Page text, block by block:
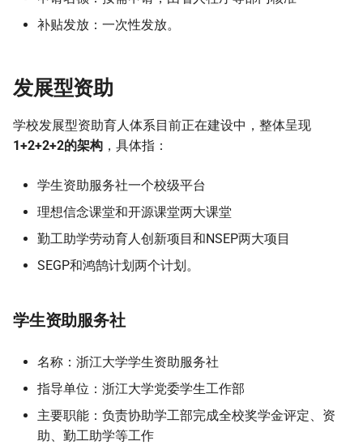
补贴发放：一次性发放。
发展型资助
学校发展型资助育人体系目前正在建设中，整体呈现
1+2+2+2的架构 ，具体指：
学生资助服务社一个校级平台
理想信念课堂和开源课堂两大课堂
勤工助学劳动育人创新项目和NSEP两大项目
SEGP和鸿鹄计划两个计划。
学生资助服务社
名称：浙江大学学生资助服务社
指导单位：浙江大学党委学生工作部
主要职能：负责协助学工部完成全校奖学金评定、资
助、勤工助学等工作